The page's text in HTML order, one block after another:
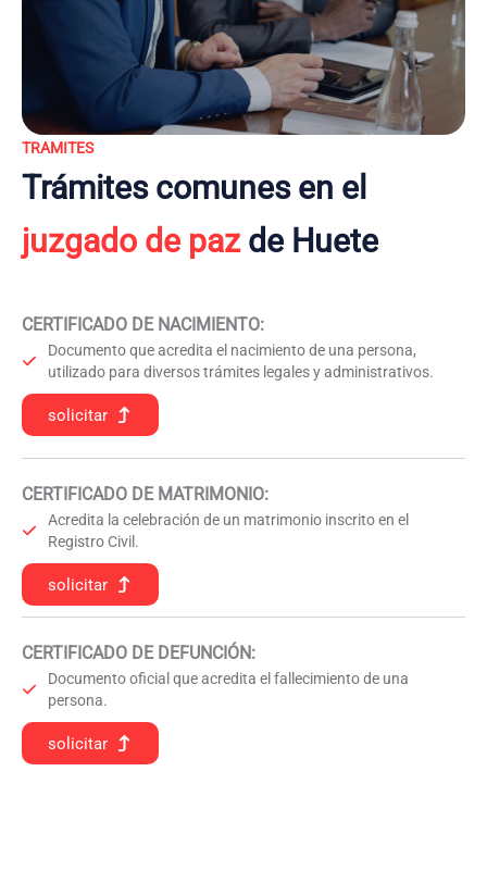
TRAMITES
Trámites comunes en el
juzgado de pazde Huete
CERTIFICADO DE NACIMIENTO:
Documento que acredita el nacimiento de una persona,
utilizado para diversos trámites legales y administrativos.
solicitar
CERTIFICADO DE MATRIMONIO:
Acredita la celebración de un matrimonio inscrito en el
Registro Civil.
solicitar
CERTIFICADO DE DEFUNCIÓN:
Documento oficial que acredita el fallecimiento de una
persona.
solicitar